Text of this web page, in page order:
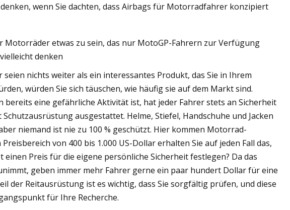
wenn Sie dachten, dass Airbags für Motorradfahrer konzipiert
etwas zu sein, das nur MotoGP-Fahrern zur Verfügung
denken
nichts weiter als ein interessantes Produkt, das Sie in Ihrem
würden Sie sich täuschen, wie häufig sie auf dem Markt sind.
eine gefährliche Aktivität ist, hat jeder Fahrer stets an Sicherheit
ausgestattet. Helme, Stiefel, Handschuhe und Jacken
niemand ist nie zu 100 % geschützt. Hier kommen Motorrad-
von 400 bis 1.000 US-Dollar erhalten Sie auf jeden Fall das,
Preis für die eigene persönliche Sicherheit festlegen? Da das
geben immer mehr Fahrer gerne ein paar hundert Dollar für eine
der Reitausrüstung ist es wichtig, dass Sie sorgfältig prüfen, und diese
für Ihre Recherche.